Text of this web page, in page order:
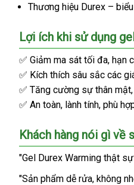
cảm
toàn
100ml
Thương hiệu Durex –
Lợi ích khi sử dụng
✅ Giảm ma sát tối đa, hạn
✅ Kích thích sâu sắc các
✅ Tăng cường sự thân
✅ An toàn, lành tính, phù
Khách hàng nói gì về
"Gel Durex Warming thật
"Sản phẩm dễ rửa, không